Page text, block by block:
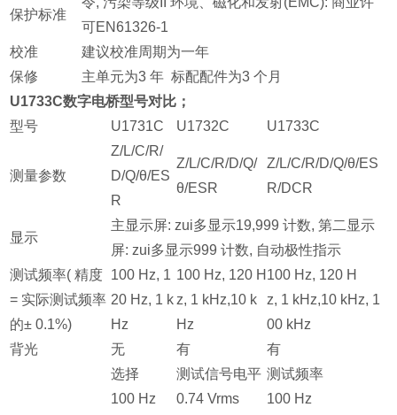
保护标准
可EN61326-1
校准
建议校准周期为一年
保修
主单元为3 年 标配配件为3 个月
U1733C数字电桥型号对比；
型号
U1731C U1732C U1733C
测量参数
Z/L/C/R/
D/Q/θ/ES
R
Z/L/C/R/D/Q/
θ/ESR
Z/L/C/R/D/Q/θ/ES
R/DCR
显示
主显示屏: zui多显示19,999 计数, 第二显示
屏: zui多显示999 计数, 自动极性指示
测试频率( 精度
= 实际测试频率
的± 0.1%)
100 Hz, 1
20 Hz, 1 k
Hz
100 Hz, 120 H
z, 1 kHz,10 k
Hz
100 Hz, 120 H
z, 1 kHz,10 kHz, 1
00 kHz
背光
无 有 有
选择 测试信号电平 测试频率
100 Hz
0.74 Vrms
100 Hz